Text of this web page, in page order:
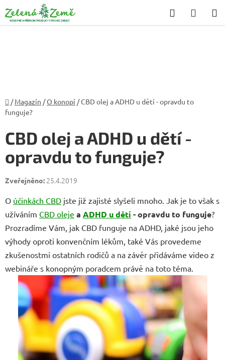
na
obsah
Hledat
KOŠÍK
Domů
/ Magazín /O konopí /CBD olej a ADHD u dětí - opravdu to
funguje?
CBD olej a ADHD u dětí -
opravdu to funguje?
25.4.2019
O účinkách CBD jste již zajisté slyšeli mnoho. Jak je to však s
užíváním CBD oleje a ADHD u dětí - opravdu to funguje?
Prozradíme Vám, jak CBD funguje na ADHD, jaké jsou jeho
výhody oproti konvenčním lékům, také Vás provedeme
zkušenostmi ostatních rodičů a na závěr přidáváme video z
webináře s konopným poradcem právě na toto téma.